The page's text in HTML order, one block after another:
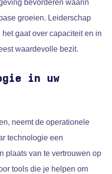
bevorderen waarin
groeien. Leiderschap
gaat over capaciteit en in
waardevolle bezit.
in uw
neemt de operationele
technologie een
plaats van te vertrouwen op
tools die je helpen om